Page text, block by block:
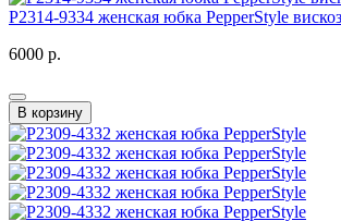
P2314-9334 женская юбка PepperStyle
6000 р.
В корзину